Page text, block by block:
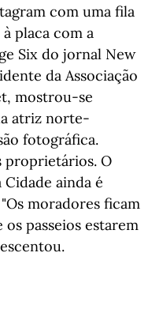
com uma fila
placa com a
Six do jornal New
da Associação
mostrou-se
atriz norte-
fotográfica.
proprietários. O
Cidade ainda é
moradores ficam
passeios estarem